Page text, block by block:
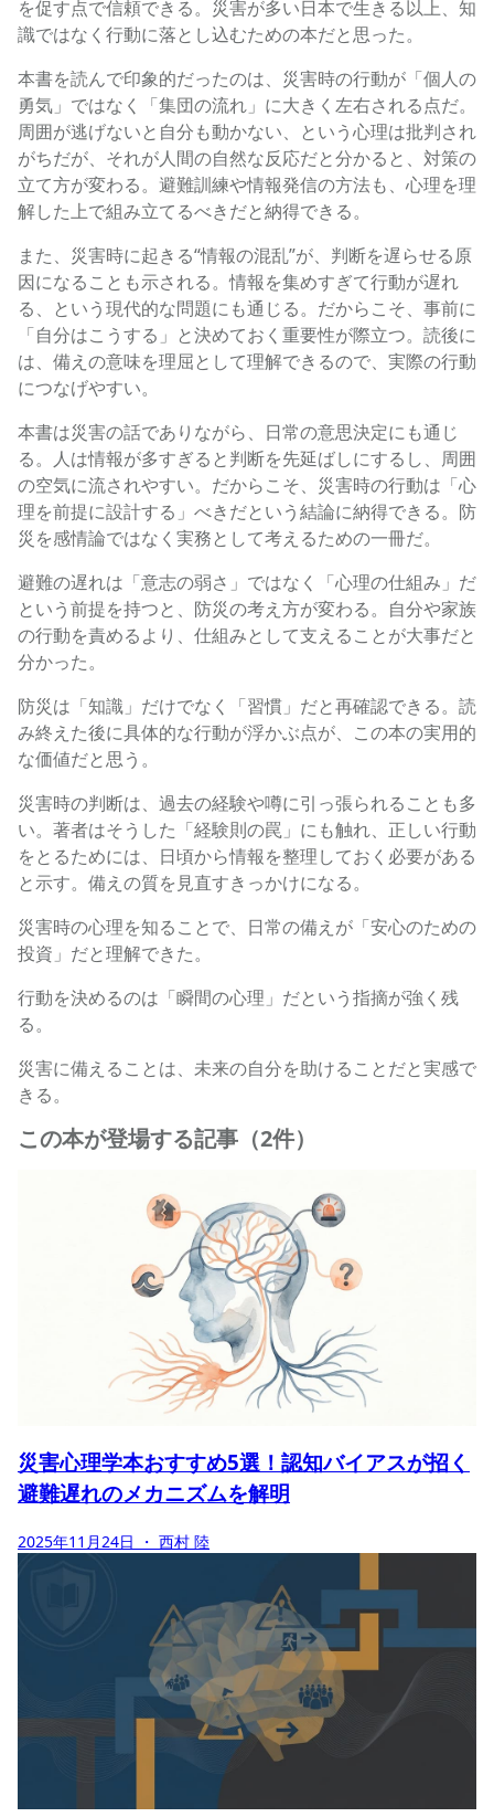
を促す点で信頼できる。災害が多い日本で生きる以上、知
識ではなく行動に落とし込むための本だと思った。
本書を読んで印象的だったのは、災害時の行動が「個人の
勇気」ではなく「集団の流れ」に大きく左右される点だ。
周囲が逃げないと自分も動かない、という心理は批判され
がちだが、それが人間の自然な反応だと分かると、対策の
立て方が変わる。避難訓練や情報発信の方法も、心理を理
解した上で組み立てるべきだと納得できる。
また、災害時に起きる“情報の混乱”が、判断を遅らせる原
因になることも示される。情報を集めすぎて行動が遅れ
る、という現代的な問題にも通じる。だからこそ、事前に
「自分はこうする」と決めておく重要性が際立つ。読後に
は、備えの意味を理屈として理解できるので、実際の行動
につなげやすい。
本書は災害の話でありながら、日常の意思決定にも通じ
る。人は情報が多すぎると判断を先延ばしにするし、周囲
の空気に流されやすい。だからこそ、災害時の行動は「心
理を前提に設計する」べきだという結論に納得できる。防
災を感情論ではなく実務として考えるための一冊だ。
避難の遅れは「意志の弱さ」ではなく「心理の仕組み」だ
という前提を持つと、防災の考え方が変わる。自分や家族
の行動を責めるより、仕組みとして支えることが大事だと
分かった。
防災は「知識」だけでなく「習慣」だと再確認できる。読
み終えた後に具体的な行動が浮かぶ点が、この本の実用的
な価値だと思う。
災害時の判断は、過去の経験や噂に引っ張られることも多
い。著者はそうした「経験則の罠」にも触れ、正しい行動
をとるためには、日頃から情報を整理しておく必要がある
と示す。備えの質を見直すきっかけになる。
災害時の心理を知ることで、日常の備えが「安心のための
投資」だと理解できた。
行動を決めるのは「瞬間の心理」だという指摘が強く残
る。
災害に備えることは、未来の自分を助けることだと実感で
きる。
この本が登場する記事（2件）
災害心理学本おすすめ5選！認知バイアスが招く
避難遅れのメカニズムを解明
2025年11月24日 ・ 西村 陸